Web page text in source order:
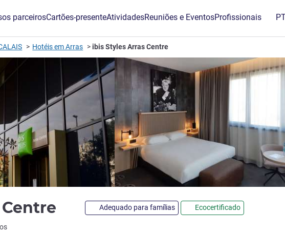
parceirosCartões-presenteAtividadesReuniões e EventosProfissionais
Hotéis em Arras ibis Styles Arras Centre
3 estrelas
Adequado para famílias Ecocertificado